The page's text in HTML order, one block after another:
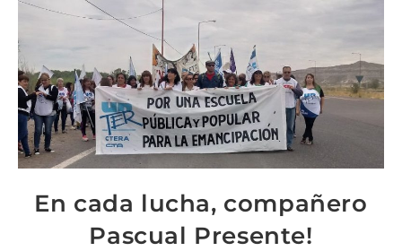
En cada lucha, compañero
Pascual Presente!